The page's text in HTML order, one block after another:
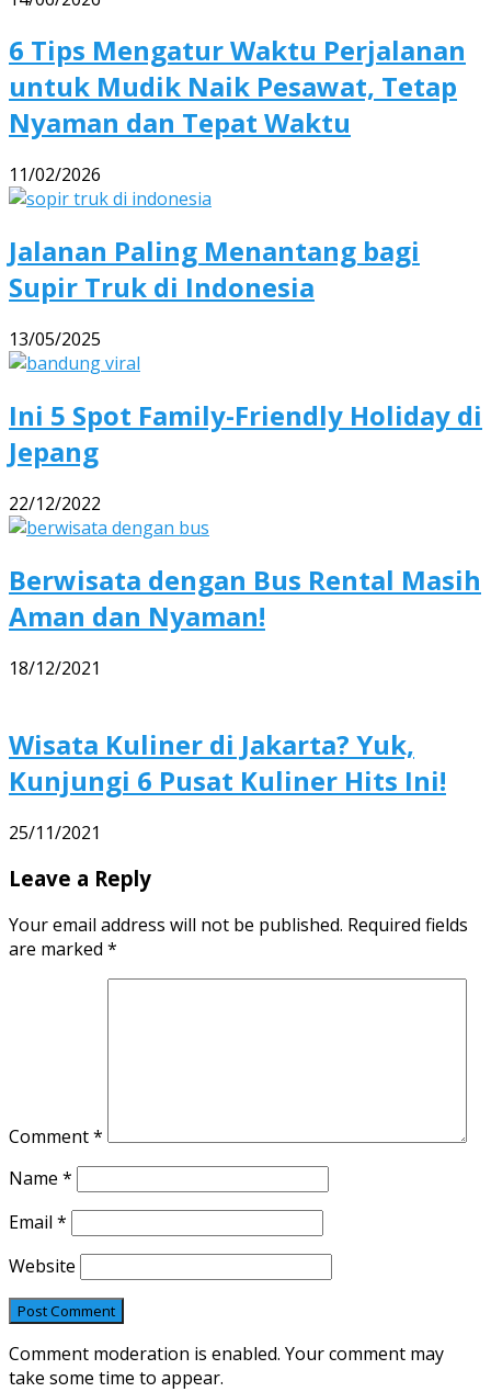
6 Tips Mengatur Waktu Perjalanan
untuk Mudik Naik Pesawat, Tetap
Nyaman dan Tepat Waktu
11/02/2026
Jalanan Paling Menantang bagi
Supir Truk di Indonesia
13/05/2025
Ini 5 Spot Family-Friendly Holiday di
Jepang
22/12/2022
Berwisata dengan Bus Rental Masih
Aman dan Nyaman!
18/12/2021
Wisata Kuliner di Jakarta? Yuk,
Kunjungi 6 Pusat Kuliner Hits Ini!
25/11/2021
Leave a Reply
Your email address will not be published. Required fields
are marked *
Comment*
Name *
Email *
Website
Comment moderation is enabled. Your comment may
take some time to appear.